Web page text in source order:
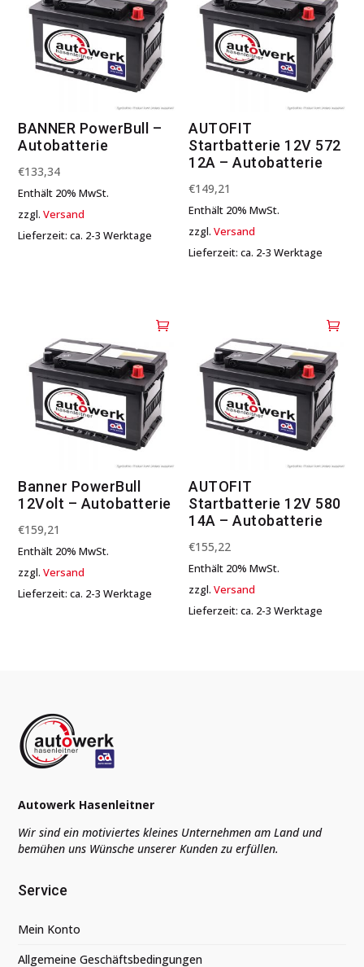
BANNER PowerBull –
Autobatterie
€133,34
Enthält 20% MwSt.
zzgl.Versand
Lieferzeit: ca. 2-3 Werktage
AUTOFIT
Startbatterie 12V 572
12A – Autobatterie
€149,21
Enthält 20% MwSt.
zzgl.Versand
Lieferzeit: ca. 2-3 Werktage
Banner PowerBull
12Volt – Autobatterie
€159,21
Enthält 20% MwSt.
zzgl.Versand
Lieferzeit: ca. 2-3 Werktage
AUTOFIT
Startbatterie 12V 580
14A – Autobatterie
€155,22
Enthält 20% MwSt.
zzgl.Versand
Lieferzeit: ca. 2-3 Werktage
Autowerk Hasenleitner
Wir sind ein motiviertes kleines Unternehmen am Land und
bemühen uns Wünsche unserer Kunden zu erfüllen.
Service
Mein Konto
Allgemeine Geschäftsbedingungen